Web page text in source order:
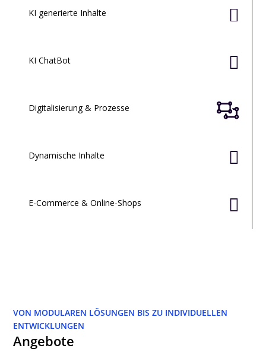

KI generierte Inhalte

KI ChatBot

Digitalisierung & Prozesse

Dynamische Inhalte

E-Commerce & Online-Shops
VON MODULAREN LÖSUNGEN BIS ZU INDIVIDUELLEN
ENTWICKLUNGEN
Angebote